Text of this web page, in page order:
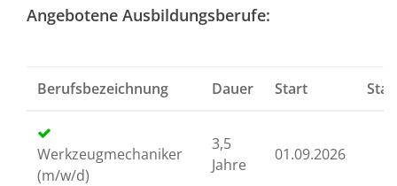
Angebotene Ausbildungsberufe:
Berufsbezeichnung Dauer Start
Werkzeugmechaniker
(m/w/d)
3,5
Jahre
01.09.2026